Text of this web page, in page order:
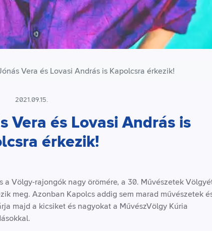
Vera és Lovasi András is Kapolcsra érkezik!
2021.09.15.
Vera és Lovasi András is
érkezik!
Völgy-rajongók nagy örömére, a 30. Művészetek
meg. Azonban Kapolcs addig sem marad művészetek
majd a kicsiket és nagyokat a MűvészVölgy Kúria